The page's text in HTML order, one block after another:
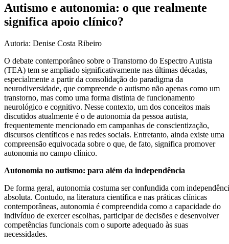
Autismo e autonomia: o que realmente
significa apoio clínico?
Autoria: Denise Costa Ribeiro
O debate contemporâneo sobre o Transtorno do Espectro Autista
(TEA) tem se ampliado significativamente nas últimas décadas,
especialmente a partir da consolidação do paradigma da
neurodiversidade, que compreende o autismo não apenas como um
transtorno, mas como uma forma distinta de funcionamento
neurológico e cognitivo. Nesse contexto, um dos conceitos mais
discutidos atualmente é o de autonomia da pessoa autista,
frequentemente mencionado em campanhas de conscientização,
discursos científicos e nas redes sociais. Entretanto, ainda existe uma
compreensão equivocada sobre o que, de fato, significa promover
autonomia no campo clínico.
Autonomia no autismo: para além da independência
De forma geral, autonomia costuma ser confundida com
absoluta. Contudo, na literatura científica e nas práticas clínicas
contemporâneas, autonomia é compreendida como a capacidade do
indivíduo de exercer escolhas, participar de decisões e desenvolver
competências funcionais com o suporte adequado às suas
necessidades.